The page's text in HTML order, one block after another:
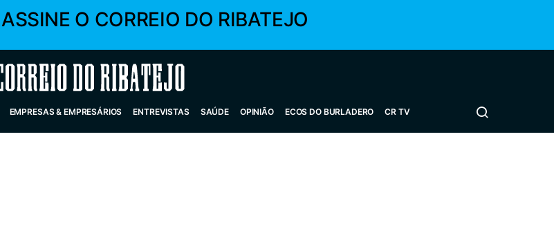
ASSINE O CORREIO DO RIBATEJO
Correio do Ribatejo
EMPRESAS & EMPRESÁRIOS ENTREVISTAS SAÚDE OPINIÃO ECOS DO BURLADERO CR TV